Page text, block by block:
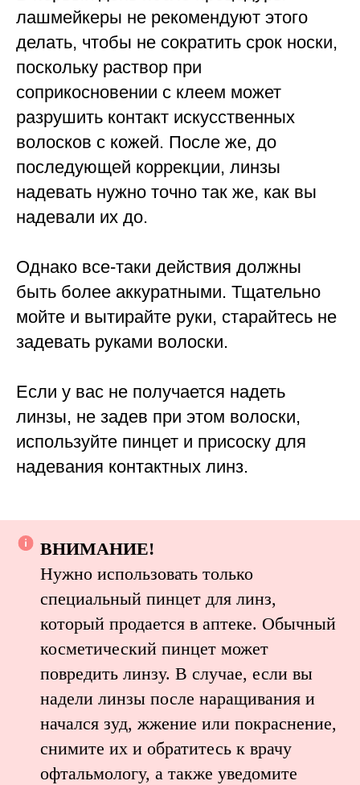
лашмейкеры не рекомендуют этого
делать, чтобы не сократить срок носки,
поскольку раствор при
соприкосновении с клеем может
разрушить контакт искусственных
волосков с кожей. После же, до
последующей коррекции, линзы
надевать нужно точно так же, как вы
надевали их до.
Однако все-таки действия должны
быть более аккуратными. Тщательно
мойте и вытирайте руки, старайтесь не
задевать руками волоски.
Если у вас не получается надеть
линзы, не задев при этом волоски,
используйте пинцет и присоску для
надевания контактных линз.
ВНИМАНИЕ!
Нужно использовать только
специальный пинцет для линз,
который продается в аптеке. Обычный
косметический пинцет может
повредить линзу. В случае, если вы
надели линзы после наращивания и
начался зуд, жжение или покраснение,
снимите их и обратитесь к врачу
офтальмологу, а также уведомите